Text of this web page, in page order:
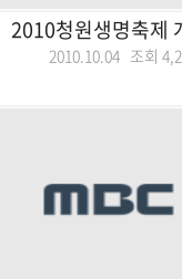
2010청원생명축제
2010.10.04 조회